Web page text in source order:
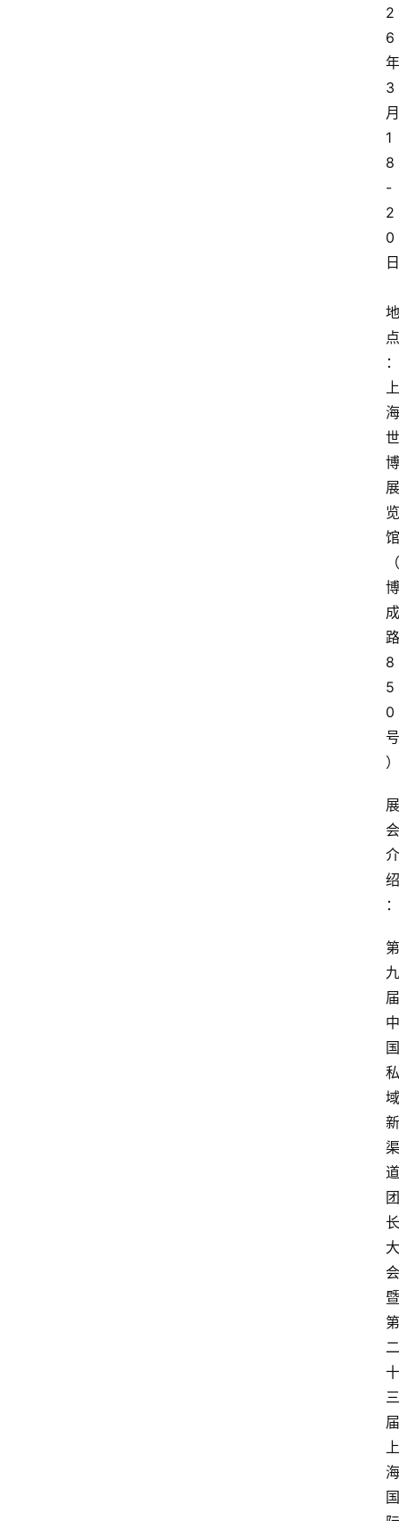
2
6
年
3
月
1
8
-
2
0
日
地
点
：
上
海
世
博
展
览
馆
（
博
成
路
8
5
0
号
）
展
会
介
绍
：
第
九
届
中
国
私
域
新
渠
道
团
长
大
会
暨
第
二
十
三
届
上
海
国